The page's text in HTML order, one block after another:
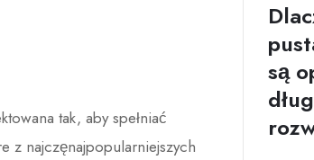
tak, aby spełniać
z najczęnajpopularniejszych
są